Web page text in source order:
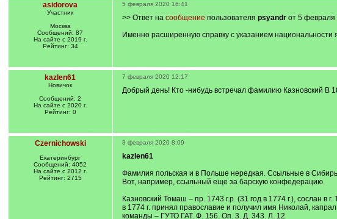
asidorova
Участник
Москва
Сообщений: 87
На сайте с 2019 г.
Рейтинг: 34
5 февраля 2020 16:41
>> Ответ на сообщение пользователя psyandrот 5 февраля
Именно расширенную справку с указанием национальности
kazlen61
Новичок
Сообщений: 2
На сайте с 2020 г.
Рейтинг: 0
7 февраля 2020 12:17
Добрый день! Кто -нибудь встречал фамилию Казновский В
Czernichowski
Екатеринбург
Сообщений: 4052
На сайте с 2012 г.
Рейтинг: 2715
8 февраля 2020 8:09
kazlen61
Фамилия польская и в Польше нередкая. Ссыльные в
Вот, например, ссыльный еще за барскую конфедерацию.
Казновский Томаш – пр. 1743 г.р. (31 год в 1774 г.), сослан в г.
в 1774 г. принял православие и получил имя Николай, капрал
команды – ГУТО ГАТ. Ф. 156. Оп. 3. Д. 343. Л. 12